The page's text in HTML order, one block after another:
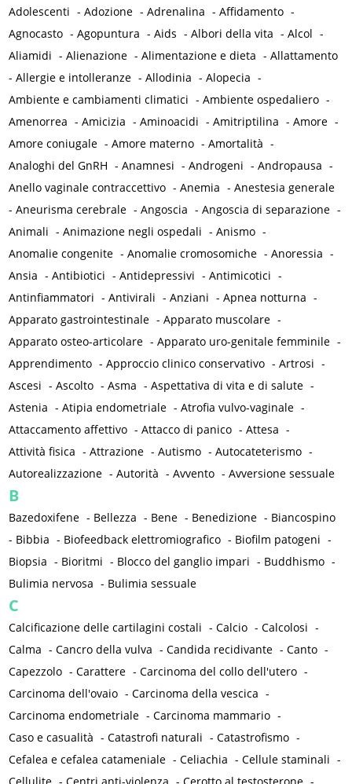
Adolescenti -Adozione -Adrenalina -Affidamento -
Agnocasto -Agopuntura -Aids -Albori della vita -Alcol -
Aliamidi -Alienazione -Alimentazione e dieta -Allattamento
-Allergie e intolleranze -Allodinia -Alopecia -
Ambiente e cambiamenti climatici -Ambiente ospedaliero -
Amenorrea -Amicizia -Aminoacidi -Amitriptilina -Amore -
Amore coniugale -Amore materno -Amortalità -
Analoghi del GnRH -Anamnesi -Androgeni -Andropausa -
Anello vaginale contraccettivo -Anemia -Anestesia generale
-Aneurisma cerebrale -Angoscia -Angoscia di separazione -
Animali -Animazione negli ospedali -Anismo -
Anomalie congenite -Anomalie cromosomiche -Anoressia -
Ansia -Antibiotici -Antidepressivi -Antimicotici -
Antinfiammatori -Antivirali -Anziani -Apnea notturna -
Apparato gastrointestinale -Apparato muscolare -
Apparato osteo-articolare -Apparato uro-genitale femminile -
Apprendimento -Approccio clinico conservativo -Artrosi -
Ascesi -Ascolto -Asma -Aspettativa di vita e di salute -
Astenia -Atipia endometriale -Atrofia vulvo-vaginale -
Attaccamento affettivo -Attacco di panico -Attesa -
Attività fisica -Attrazione -Autismo -Autocateterismo -
Autorealizzazione -Autorità -Avvento -Avversione sessuale
B
Bazedoxifene - Bellezza - Bene - Benedizione - Biancospino
- Bibbia - Biofeedback elettromiografico - Biofilm patogeni -
Biopsia - Bioritmi - Blocco del ganglio impari - Buddhismo -
Bulimia nervosa - Bulimia sessuale
C
Calcificazione delle cartilagini costali -Calcio -Calcolosi -
Calma -Cancro della vulva -Candida recidivante -Canto -
Capezzolo -Carattere -Carcinoma del collo dell'utero -
Carcinoma dell'ovaio -Carcinoma della vescica -
Carcinoma endometriale -Carcinoma mammario -
Caso e casualità -Catastrofi naturali -Catastrofismo -
Cefalea e cefalea catameniale -Celiachia -Cellule staminali -